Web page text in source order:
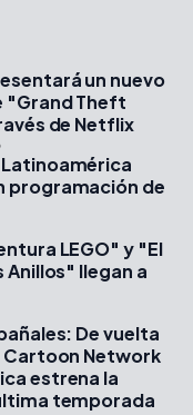
un nuevo
"Grand Theft
de Netflix
programación de
LEGO" y "El
Anillos" llegan a
De vuelta
Cartoon Network
estrena la
temporada